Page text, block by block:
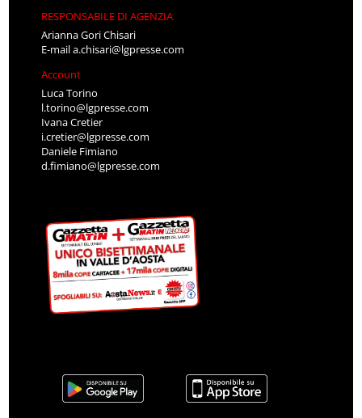
RESPONSABILE DI AGENZIA
Arianna Gori Chisari
E-maila.chisari@lgpresse.com
Account
Luca Torino
l.torino@lgpresse.com
Ivana Cretier
i.cretier@lgpresse.com
Daniele Fimiano
d.fimiano@lgpresse.com